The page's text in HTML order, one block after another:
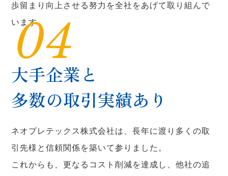
歩留まり向上させる努力を全社をあげて取り組んで
います。
04
大手企業と
多数の取引実績あり
ネオプレテックス株式会社は、長年に渡り多くの取
引先様と信頼関係を築いて参りました。
これからも、更なるコスト削減を達成し、他社の追